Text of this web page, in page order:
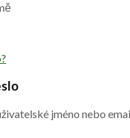
jméno nebo